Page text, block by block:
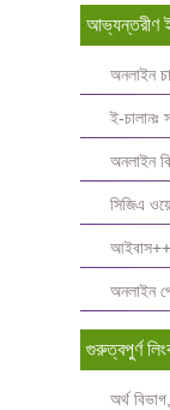
আভ্যন্তরীণ
অনলাইন
ই-চালানঃ
অনলাইন
সিজিএ
আইবাস++
অনলাইন
গুরুত্বপুর্ণ
অর্থ